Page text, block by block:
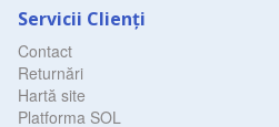
Servicii Clienţi
Contact
Returnări
Hartă site
Platforma SOL